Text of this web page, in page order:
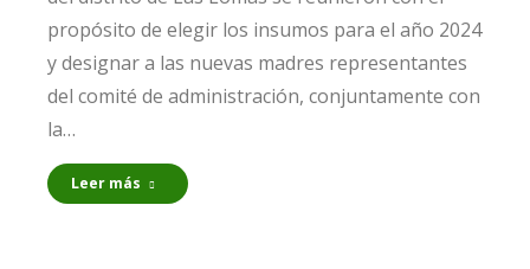
propósito de elegir los insumos para el año 2024
y designar a las nuevas madres representantes
del comité de administración, conjuntamente con
la…
Leer más